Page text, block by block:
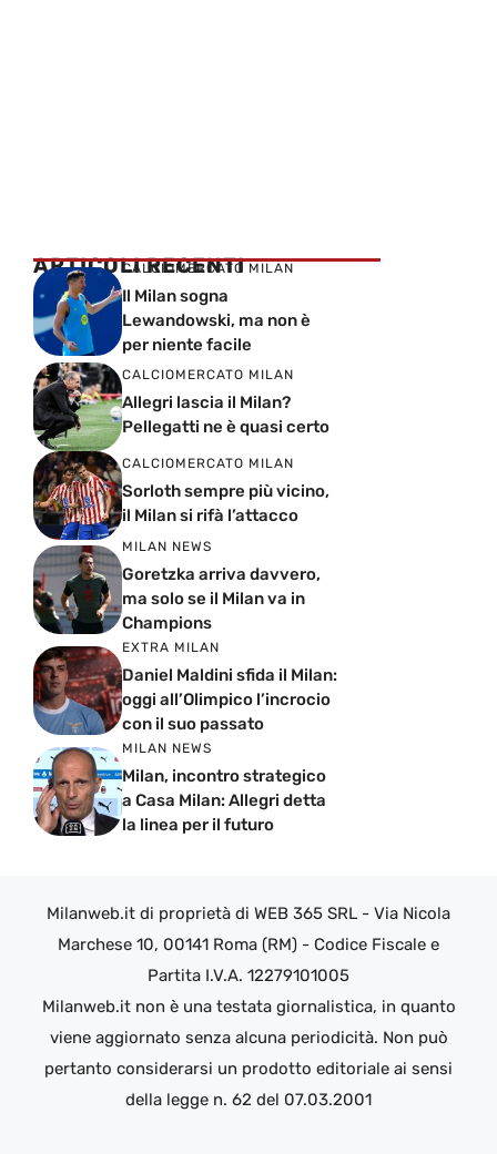
ARTICOLI RECENTI
CALCIOMERCATO MILAN
Il Milan sogna
Lewandowski, ma non è
per niente facile
CALCIOMERCATO MILAN
Allegri lascia il Milan?
Pellegatti ne è quasi certo
CALCIOMERCATO MILAN
Sorloth sempre più vicino,
il Milan si rifà l’attacco
MILAN NEWS
Goretzka arriva davvero,
ma solo se il Milan va in
Champions
EXTRA MILAN
Daniel Maldini sfida il Milan:
oggi all’Olimpico l’incrocio
con il suo passato
MILAN NEWS
Milan, incontro strategico
a Casa Milan: Allegri detta
la linea per il futuro
Milanweb.it di proprietà di WEB 365 SRL - Via Nicola
Marchese 10, 00141 Roma (RM) - Codice Fiscale e
Partita I.V.A. 12279101005
Milanweb.it non è una testata giornalistica, in quanto
viene aggiornato senza alcuna periodicità. Non può
pertanto considerarsi un prodotto editoriale ai sensi
della legge n. 62 del 07.03.2001